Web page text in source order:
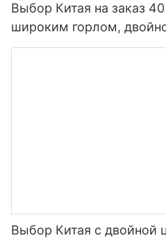
Выбор Китая на заказ
широким горлом,
изолированная
Выбор Китая с двойной